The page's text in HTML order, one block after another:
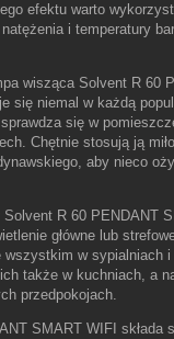
efektu warto
i temperatury
wisząca Solvent R 60
się niemal w każdą
się w
Chętnie stosują ją
aby nieco
R 60 PENDANT
główne lub
wszystkim w sypialniach i
także w kuchniach, a
przedpokojach.
SMART WIFI składa